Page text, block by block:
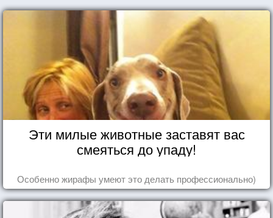
Эти милые животные заставят вас
смеяться до упаду!
Особенно жирафы умеют это делать профессионально)